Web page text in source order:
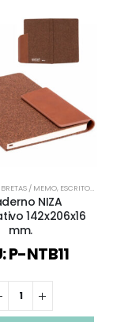
VIAJES Y VACACIONES
/ MEMO, ESCRITORIO
NIZA
142x206x16
mm.
P-NTB11